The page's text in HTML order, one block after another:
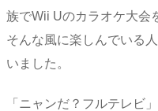
族でWii Uのカラオケ大会
そんな風に楽しんでいる
いました。
「ニャンだ？フルテレビ